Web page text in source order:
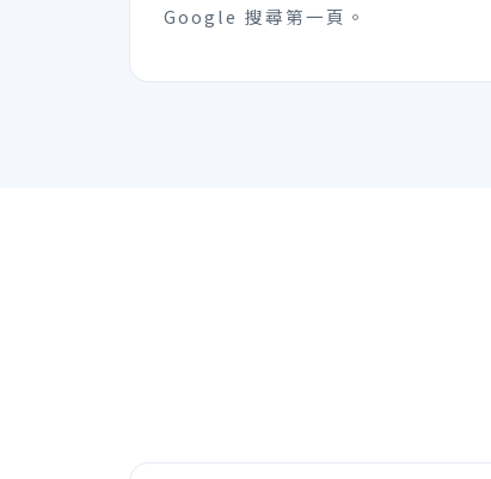
Google 搜尋第一頁。